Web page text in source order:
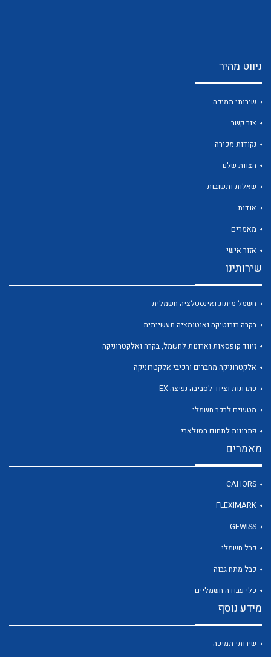
לכל מוצרי היצרן
לכל מוצרי היצרן
לכל מוצרי היצרן
לכל מוצרי היצרן
ניווט מהיר
שירותי תמיכה
צור קשר
נקודות מכירה
הצוות שלנו
שאלות ותשובות
אודות
מאמרים
אזור אישי
שירותינו
חשמל מיתוג ואינסטלציה חשמלית
בקרה רובוטיקה ואוטומציה תעשייתית
זיווד קופסאות וארונות לחשמל, בקרה ואלקטרוניקה
אלקטרוניקה מחברים ורכיבי אלקטרוניקה
פתרונות וציוד לסביבה נפיצה EX
מטענים לרכב חשמלי
פתרונות לתחום הסולארי
מאמרים
CAHORS
FLEXIMARK
GEWISS
כבל חשמלי
כבל מתח גבוה
כלי עבודה חשמליים
מידע נוסף
שירותי תמיכה